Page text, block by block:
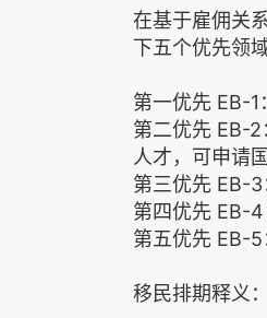
在基于雇佣关
下五个优先领域
第一优先 EB-1
第二优先 EB-
人才，可申请
第三优先 EB-3
第四优先 EB-4
第五优先 EB-5
移民排期释义：